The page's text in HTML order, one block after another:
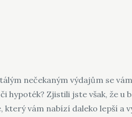
nečekaným výdajům se
hypoték? Zjistili jste však, že u
vám nabízí daleko lepší a